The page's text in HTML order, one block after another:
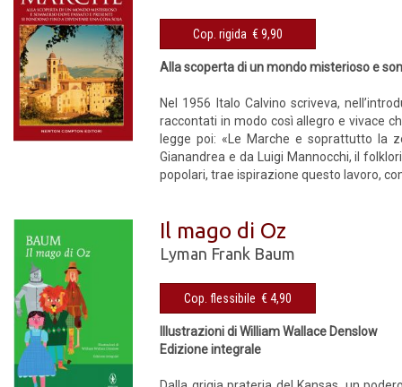
Cop. rigida € 9,90
Alla scoperta di un mondo misterioso e
Nel 1956 Italo Calvino scriveva,
raccontati in modo così allegro e vivace
legge poi: «Le Marche e soprattutto la
Gianandrea e da Luigi Mannocchi, il
popolari, trae ispirazione questo lavoro,
Il mago di Oz
Lyman Frank Baum
Cop. flessibile € 4,90
Illustrazioni di William Wallace Denslow
Edizione integrale